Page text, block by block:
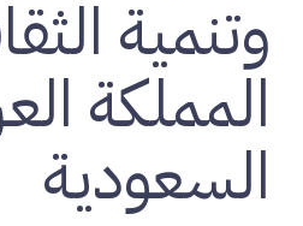
وتنمية
المملكة
السعودية